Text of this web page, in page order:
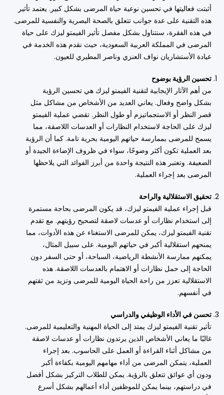
أثبتت فعاليتها في تحسين نوعية حياة المرضى بشكل كبير. يعتمد تأثير
هذه التقنية على عدة جوانب تتعلق بالصحة البصرية والنفسية للمرضى.
في هذه الفقرة، سنتناول بشكل مفصل تأثير الفيمتو ليزك على حياة
المرضى في المملكة العربية السعودية، حيث نقدم هذه الخدمة في
عيادة الأستشاريان نواف العنزي وناصر المطيري للعيون.
تحسين الرؤية بوضوح
من أهم الآثار الإيجابية لتقنية الفيمتو ليزك هي تحسين الرؤية
بشكل واضح وفعال. يعاني العديد من الأشخاص من مشاكل مثل
قصر النظر أو الاستجماتيزم أو طول النظر. تقضي عملية الفيمتو
ليزك على الحاجة لاستخدام النظارات أو العدسات اللاصقة، مما
يسمح للمرضى بممارسة حياتهم اليومية بحرية تامة. كما أن الرؤية
بعد العملية تكون أكثر وضوحًا، سواء في ظروف الإضاءة الجيدة أو
الضعيفة. وتعتبر هذه النتيجة واحدة من أبرز الفوائد التي يلاحظها
المرضى بعد إجراء العملية.
تحقيق الاستقلالية والراحة
قبل إجراء عملية الفيمتو ليزك، قد يكون المرضى بحاجة مستمرة
إلى استخدام نظارات أو عدسات لاصقة لتصحيح رؤيتهم. مع تقدم
تقنية الفيمتو ليزك، يمكن للمرضى الاستغناء عن هذه الأدوات، مما
يمنحهم استقلالية أكبر في حياتهم اليومية. على سبيل المثال،
يمكنهم ممارسة الأنشطة الرياضية، السباحة، أو حتى السفر دون
الحاجة إلى حمل نظارات أو الاهتمام بالعدسات اللاصقة. هذه
الاستقلالية تعزز من راحة الحياة اليومية للمرضى وتزيد من ثقتهم
في أنفسهم.
تحسن في الأداء الوظيفي والدراسي
تأثير تقنية الفيمتو ليزك يمتد إلى الحياة المهنية والتعليمية للمرضى.
غالبًا ما يعاني الأشخاص الذين يرتدون نظارات أو عدسات لاصقة
من مشاكل أثناء القراءة أو العمل على الحاسوب. بعد إجراء
العملية، يتمكن المرضى من أداء مهامهم اليومية بكفاءة أكبر
ودون أي عوائق تتعلق بالرؤية. يمكن للطلاب التركيز بشكل أفضل
في دراستهم، بينما يمكن للموظفين أداء أعمالهم بشكل أسرع